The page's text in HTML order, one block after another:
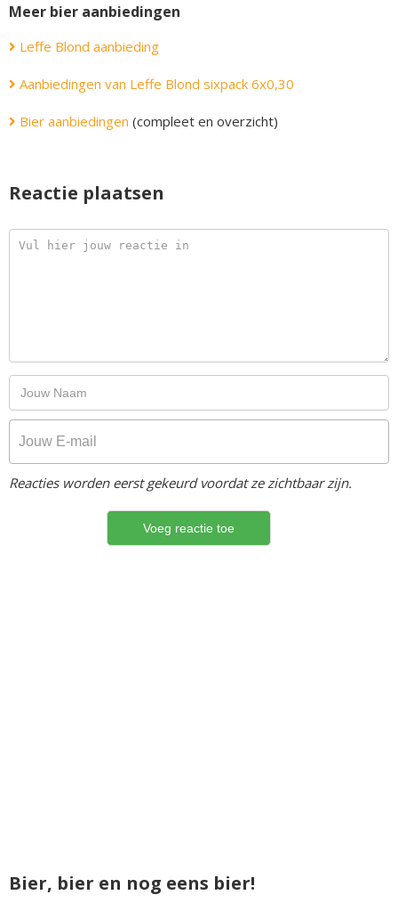
Meer bier aanbiedingen
Leffe Blond aanbieding
Aanbiedingen van Leffe Blond sixpack 6x0,30
Bier aanbiedingen (compleet en overzicht)
Reactie plaatsen
Reacties worden eerst gekeurd voordat ze zichtbaar zijn.
Bier, bier en nog eens bier!